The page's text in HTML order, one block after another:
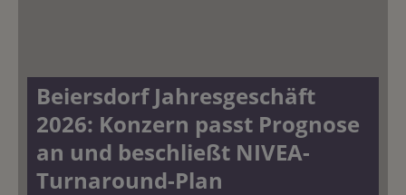
Beiersdorf Jahresgeschäft
2026: Konzern passt Prognose
an und beschließt NIVEA-
Turnaround-Plan